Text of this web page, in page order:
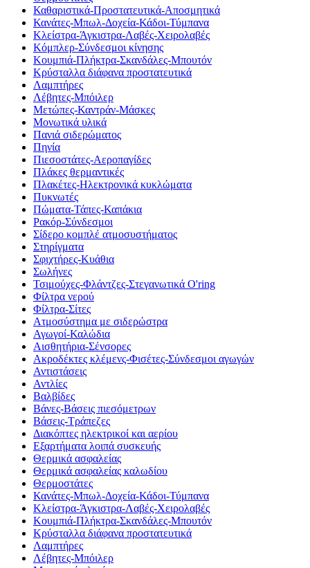
Καθαριστικά-Προστατευτικά-Αποσμητικά
Κανάτες-Μπωλ-Δοχεία-Κάδοι-Τύμπανα
Κλείστρα-Άγκιστρα-Λαβές-Χειρολαβές
Κόμπλερ-Σύνδεσμοι κίνησης
Κουμπιά-Πλήκτρα-Σκανδάλες-Μπουτόν
Κρύσταλλα διάφανα προστατευτικά
Λαμπτήρες
Λέβητες-Μπόιλερ
Μετώπες-Καντράν-Μάσκες
Μονωτικά υλικά
Πανιά σιδερώματος
Πηνία
Πιεσοστάτες-Αεροπαγίδες
Πλάκες θερμαντικές
Πλακέτες-Ηλεκτρονικά κυκλώματα
Πυκνωτές
Πώματα-Τάπες-Καπάκια
Ρακόρ-Σύνδεσμοι
Σίδερο κομπλέ ατμοσυστήματος
Στηρίγματα
Σφιχτήρες-Κυάθια
Σωλήνες
Τσιμούχες-Φλάντζες-Στεγανωτικά O'ring
Φίλτρα νερού
Φίλτρα-Σίτες
Ατμοσύστημα με σιδερώστρα
Αγωγοί-Καλώδια
Αισθητήρια-Σένσορες
Ακροδέκτες κλέμενς-Φισέτες-Σύνδεσμοι αγωγών
Αντιστάσεις
Αντλίες
Βαλβίδες
Βάνες-Βάσεις πιεσόμετρων
Βάσεις-Τράπεζες
Διακόπτες ηλεκτρικοί και αερίου
Εξαρτήματα λοιπά συσκευής
Θερμικά ασφαλείας
Θερμικά ασφαλείας καλωδίου
Θερμοστάτες
Κανάτες-Μπωλ-Δοχεία-Κάδοι-Τύμπανα
Κλείστρα-Άγκιστρα-Λαβές-Χειρολαβές
Κουμπιά-Πλήκτρα-Σκανδάλες-Μπουτόν
Κρύσταλλα διάφανα προστατευτικά
Λαμπτήρες
Λέβητες-Μπόιλερ